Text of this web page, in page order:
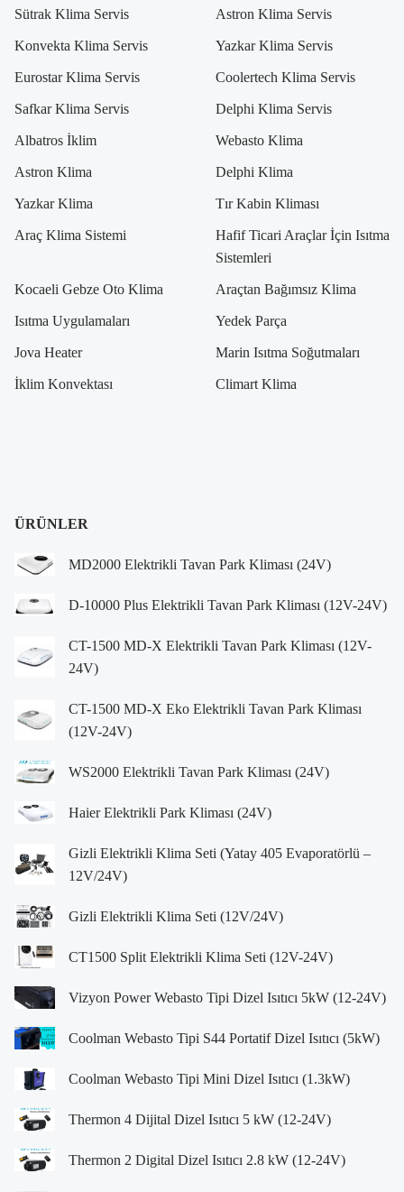
Sütrak Klima Servis Astron Klima Servis
Konvekta Klima Servis Yazkar Klima Servis
Eurostar Klima Servis Coolertech Klima Servis
Safkar Klima Servis Delphi Klima Servis
Albatros İklim Webasto Klima
Astron Klima Delphi Klima
Yazkar Klima Tır Kabin Kliması
Araç Klima Sistemi
Hafif Ticari Araçlar İçin Isıtma
Sistemleri
Kocaeli Gebze Oto Klima Araçtan Bağımsız Klima
Isıtma Uygulamaları Yedek Parça
Jova Heater Marin Isıtma Soğutmaları
İklim Konvektası Climart Klima
ÜRÜNLER
MD2000 Elektrikli Tavan Park Kliması (24V)
D-10000 Plus Elektrikli Tavan Park Kliması (12V-24V)
CT-1500 MD-X Elektrikli Tavan Park Kliması (12V-
24V)
CT-1500 MD-X Eko Elektrikli Tavan Park Kliması
(12V-24V)
WS2000 Elektrikli Tavan Park Kliması (24V)
Haier Elektrikli Park Kliması (24V)
Gizli Elektrikli Klima Seti (Yatay 405 Evaporatörlü –
12V/24V)
Gizli Elektrikli Klima Seti (12V/24V)
CT1500 Split Elektrikli Klima Seti (12V-24V)
Vizyon Power Webasto Tipi Dizel Isıtıcı 5kW (12-24V)
Coolman Webasto Tipi S44 Portatif Dizel Isıtıcı (5kW)
Coolman Webasto Tipi Mini Dizel Isıtıcı (1.3kW)
Thermon 4 Dijital Dizel Isıtıcı 5 kW (12-24V)
Thermon 2 Digital Dizel Isıtıcı 2.8 kW (12-24V)